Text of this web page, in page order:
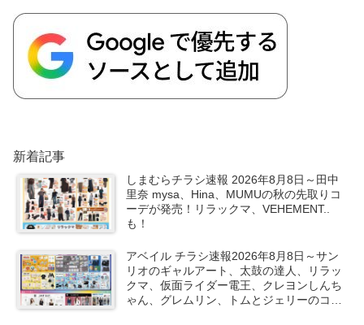
新着記事
しまむらチラシ速報 2026年8月8日～田中
里奈 mysa、Hina、MUMUの秋の先取りコ
ーデが発売！リラックマ、VEHEMENT..
も！
アベイル チラシ速報2026年8月8日～サン
リオのギャルアート、太鼓の達人、リラッ
クマ、仮面ライダー電王、クレヨンしんち
ゃん、グレムリン、トムとジェリーのコラ